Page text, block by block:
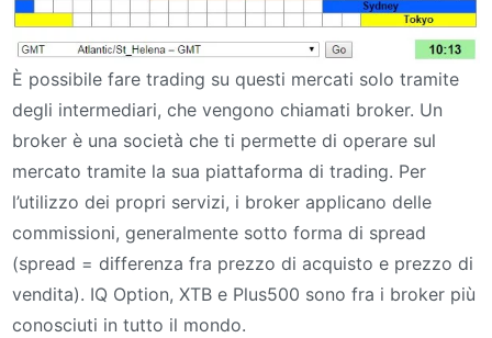
È possibile fare trading su questi mercati solo tramite
degli intermediari, che vengono chiamati broker. Un
broker è una società che ti permette di operare sul
mercato tramite la sua piattaforma di trading. Per
l’utilizzo dei propri servizi, i broker applicano delle
commissioni, generalmente sotto forma di spread
(spread = differenza fra prezzo di acquisto e prezzo di
vendita). IQ Option, XTB e Plus500 sono fra i broker più
conosciuti in tutto il mondo.